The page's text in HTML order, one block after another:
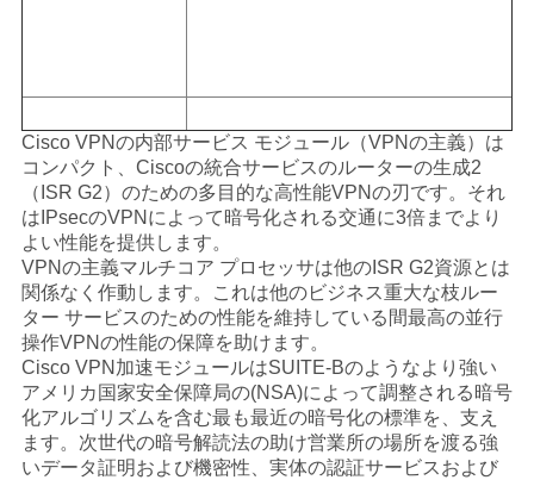
Cisco VPNの内部サービス モジュール（VPNの主義）は
コンパクト、Ciscoの統合サービスのルーターの生成2
（ISR G2）のための多目的な高性能VPNの刃です。それ
はIPsecのVPNによって暗号化される交通に3倍までより
よい性能を提供します。
VPNの主義マルチコア プロセッサは他のISR G2資源とは
関係なく作動します。これは他のビジネス重大な枝ルー
ター サービスのための性能を維持している間最高の並行
操作VPNの性能の保障を助けます。
Cisco VPN加速モジュールはSUITE-Bのようなより強い
アメリカ国家安全保障局の(NSA)によって調整される暗号
化アルゴリズムを含む最も最近の暗号化の標準を、支え
ます。次世代の暗号解読法の助け営業所の場所を渡る強
いデータ証明および機密性、実体の認証サービスおよび